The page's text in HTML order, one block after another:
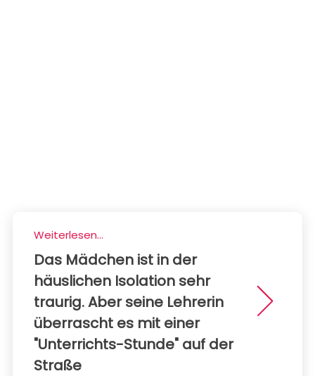
Weiterlesen...
Das Mädchen ist in der
häuslichen Isolation sehr
traurig. Aber seine Lehrerin
überrascht es mit einer
"Unterrichts-Stunde" auf der
Straße